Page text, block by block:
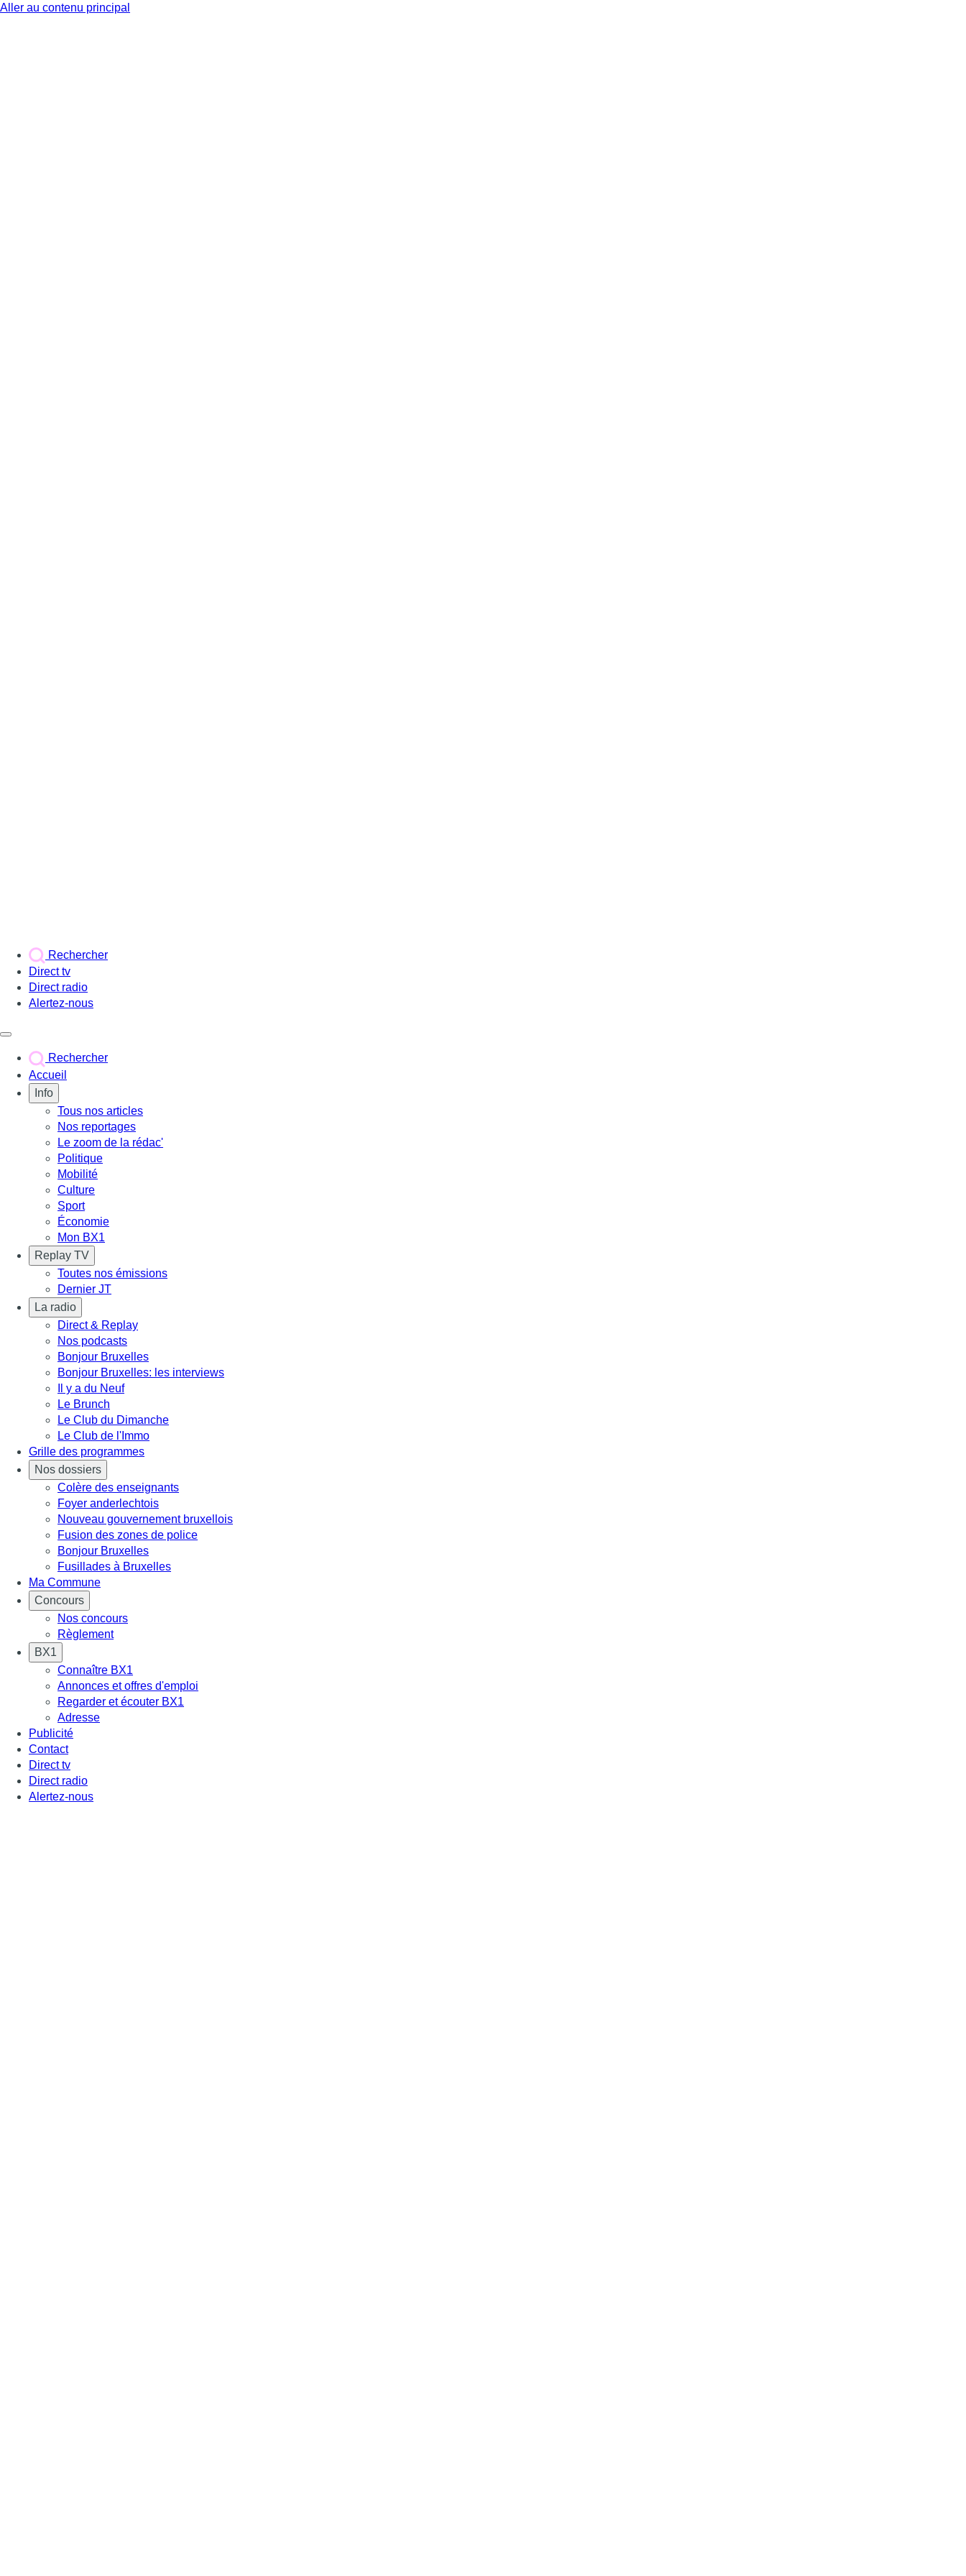
Aller au contenu principal
Rechercher
Direct tv
Direct radio
Alertez-nous
Rechercher
Accueil
Info
Tous nos articles
Nos reportages
Le zoom de la rédac'
Politique
Mobilité
Culture
Sport
Économie
Mon BX1
Replay TV
Toutes nos émissions
Dernier JT
La radio
Direct & Replay
Nos podcasts
Bonjour Bruxelles
Bonjour Bruxelles: les interviews
Il y a du Neuf
Le Brunch
Le Club du Dimanche
Le Club de l'Immo
Grille des programmes
Nos dossiers
Colère des enseignants
Foyer anderlechtois
Nouveau gouvernement bruxellois
Fusion des zones de police
Bonjour Bruxelles
Fusillades à Bruxelles
Ma Commune
Concours
Nos concours
Règlement
BX1
Connaître BX1
Annonces et offres d'emploi
Regarder et écouter BX1
Adresse
Publicité
Contact
Direct tv
Direct radio
Alertez-nous